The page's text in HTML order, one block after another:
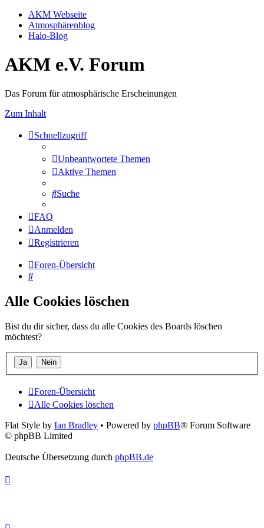
AKM Webseite
Atmosphärenblog
Halo-Blog
AKM e.V. Forum
Das Forum für atmosphärische Erscheinungen
Zum Inhalt
Schnellzugriff
Unbeantwortete Themen
Aktive Themen
Suche
FAQ
Anmelden
Registrieren
Foren-Übersicht
Suche
Alle Cookies löschen
Bist du dir sicher, dass du alle Cookies des Boards löschen
möchtest?
Foren-Übersicht
Alle Cookies löschen
Flat Style by Ian Bradley • Powered by phpBB® Forum Software
© phpBB Limited
Deutsche Übersetzung durch phpBB.de